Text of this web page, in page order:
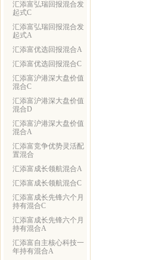
汇添富弘瑞回报混合发
起式C
汇添富弘瑞回报混合发
起式A
汇添富优选回报混合A
汇添富优选回报混合C
汇添富沪港深大盘价值
混合C
汇添富沪港深大盘价值
混合D
汇添富沪港深大盘价值
混合A
汇添富竞争优势灵活配
置混合
汇添富成长领航混合A
汇添富成长领航混合C
汇添富成长先锋六个月
持有混合C
汇添富成长先锋六个月
持有混合A
汇添富自主核心科技一
年持有混合A